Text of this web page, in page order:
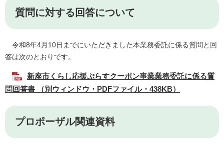
質問に対する回答について
令和8年4月10日までにいただきました本業務委託に係る質問と回
答は次のとおりです。
新座市くらし応援ぷらすクーポン事業業務委託に係る質
問回答書 （別ウィンドウ・PDFファイル・438KB）
プロポーザル関連資料